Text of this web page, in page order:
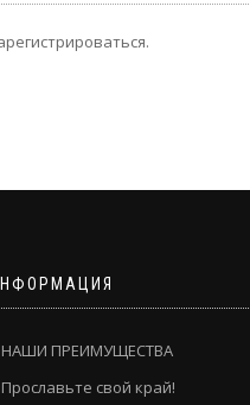
НАШИ ПРЕИМУЩЕСТВА
Прославьте свой край!